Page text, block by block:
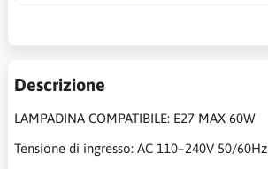
Descrizione
LAMPADINA COMPATIBILE: E27 MAX 60W
Tensione di ingresso: AC 110–240V 50/60Hz